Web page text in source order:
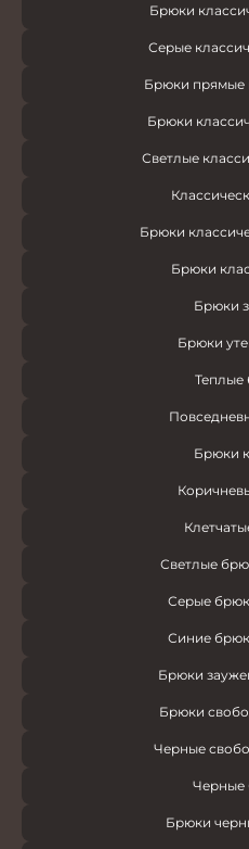
Брюки
Серые
Брюки прямые
Брюки
Светлые
Брюки
Брюки
Брюки
Брюки
Теплые
Брюки
Светлые
Серые
Синие
Брюки
Брюки
Черные
Черные
Брюки